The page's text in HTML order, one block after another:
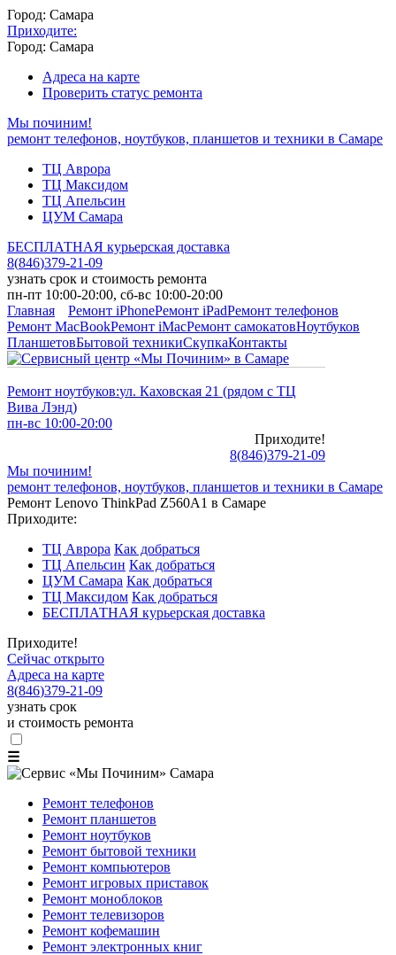
Город: Самара
Приходите:
Город: Самара
Адреса на карте
Проверить статус ремонта
Мы починим!
ремонт телефонов, ноутбуков, планшетов и техники в Самаре
ТЦ Аврора
ТЦ Максидом
ТЦ Апельсин
ЦУМ Самара
БЕСПЛАТНАЯ курьерская доставка
8(846)379-21-09
узнать срок и стоимость ремонта
пн-пт 10:00-20:00, сб-вс 10:00-20:00
Главная
Ремонт iPhoneРемонт iPadРемонт телефонов
Ремонт MacBookРемонт iMacРемонт самокатовНоутбуков
ПланшетовБытовой техникиСкупкаКонтакты
Ремонт ноутбуков:ул. Каховская 21 (рядом с ТЦ
Вива Лэнд)
пн-вс 10:00-20:00
Приходите!
8(846)379-21-09
Мы починим!
ремонт телефонов, ноутбуков, планшетов и техники в Самаре
Ремонт Lenovo ThinkPad Z560A1 в Самаре
Приходите:
ТЦ Аврора Как добраться
ТЦ Апельсин Как добраться
ЦУМ Самара Как добраться
ТЦ Максидом Как добраться
БЕСПЛАТНАЯ курьерская доставка
Приходите!
Сейчас открыто
Адреса на карте
8(846)379-21-09
узнать срок
и стоимость ремонта
☰
Ремонт телефонов
Ремонт планшетов
Ремонт ноутбуков
Ремонт бытовой техники
Ремонт компьютеров
Ремонт игровых приставок
Ремонт моноблоков
Ремонт телевизоров
Ремонт кофемашин
Ремонт электронных книг